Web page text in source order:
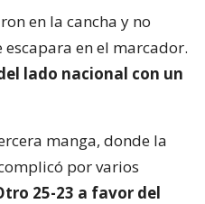
en la cancha y no
en el marcador.
lado nacional con un
manga, donde la
por varios
25-23 a favor del